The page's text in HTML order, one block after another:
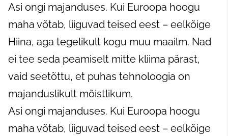
Asi ongi majanduses. Kui Euroopa hoogu
maha võtab, liiguvad teised eest – eelkõige
Hiina, aga tegelikult kogu muu maailm. Nad
ei tee seda peamiselt mitte kliima pärast,
vaid seetõttu, et puhas tehnoloogia on
majanduslikult mõistlikum.
Asi ongi majanduses. Kui Euroopa hoogu
maha võtab, liiguvad teised eest – eelkõige